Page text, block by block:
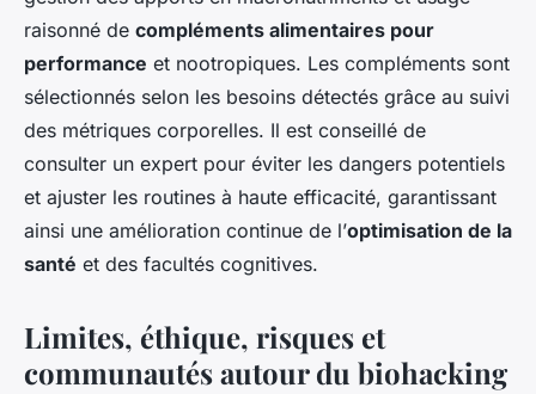
raisonné de compléments alimentaires pour
performance et nootropiques. Les compléments sont
sélectionnés selon les besoins détectés grâce au suivi
des métriques corporelles. Il est conseillé de
consulter un expert pour éviter les dangers potentiels
et ajuster les routines à haute efficacité, garantissant
ainsi une amélioration continue de l’optimisation de la
santé et des facultés cognitives.
Limites, éthique, risques et
communautés autour du biohacking